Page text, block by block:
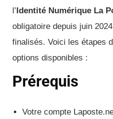
l’Identité Numérique La
obligatoire depuis juin
finalisés. Voici les étapes
options disponibles :
Prérequis
Votre compte